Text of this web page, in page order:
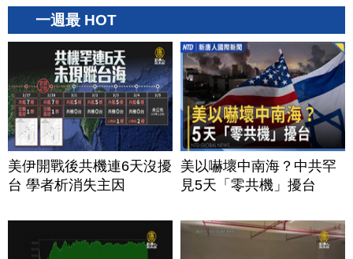
一週最 HOT
美伊開戰後共機連6天沒擾
台 學者析消失主因
美以嚇壞中南海？中共罕
見5天「零共機」擾台